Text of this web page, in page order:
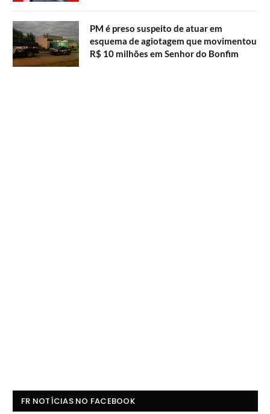
PM é preso suspeito de atuar em
esquema de agiotagem que movimentou
R$ 10 milhões em Senhor do Bonfim
FR NOTÍCIAS NO FACEBOOK